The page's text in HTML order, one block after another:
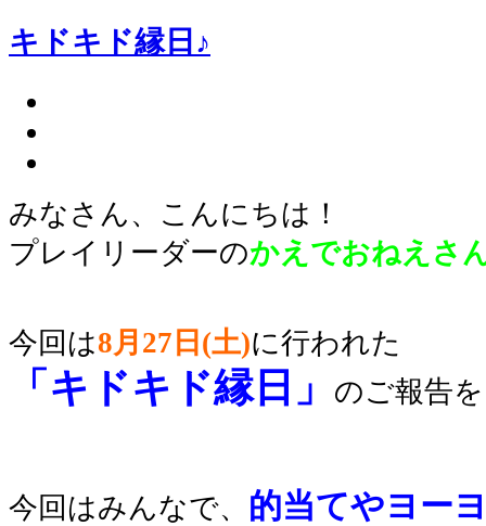
キドキド縁日♪
みなさん、こんにちは！
プレイリーダーのかえでおねえさ
今回は8月27日(土)に行われた
「キドキド縁日 」 のご報告
今回はみんなで、 的当てやヨー